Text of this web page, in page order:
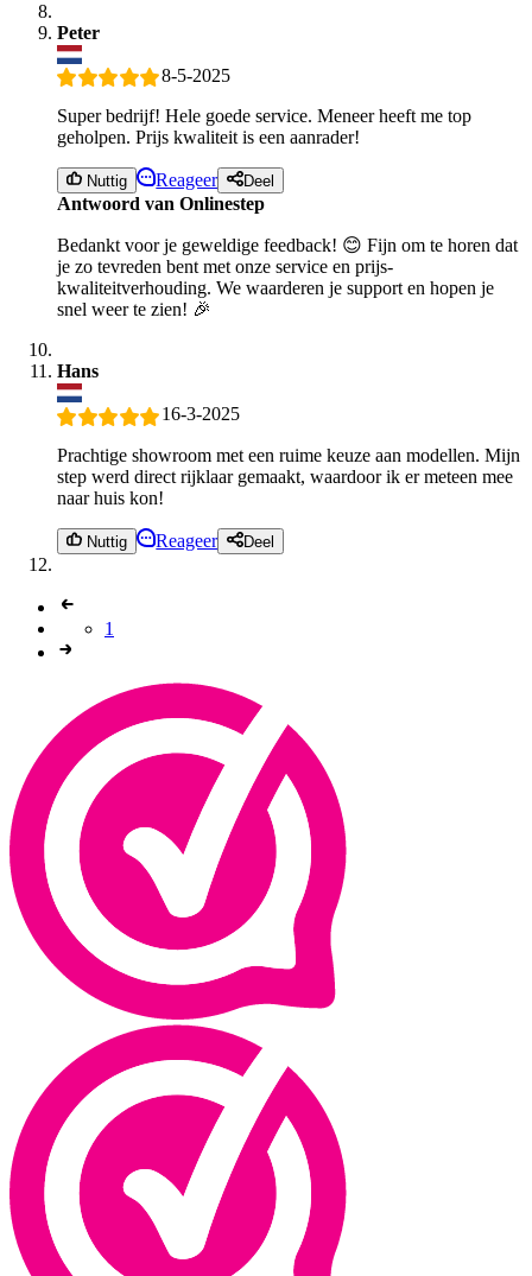
Peter
8-5-2025
Super bedrijf! Hele goede service. Meneer heeft me top
geholpen. Prijs kwaliteit is een aanrader!
Nuttig Reageer Deel
Antwoord van Onlinestep
Bedankt voor je geweldige feedback! 😊 Fijn om te horen dat
je zo tevreden bent met onze service en prijs-
kwaliteitverhouding. We waarderen je support en hopen je
snel weer te zien! 🎉
Hans
16-3-2025
Prachtige showroom met een ruime keuze aan modellen. Mijn
step werd direct rijklaar gemaakt, waardoor ik er meteen mee
naar huis kon!
Nuttig Reageer Deel
1